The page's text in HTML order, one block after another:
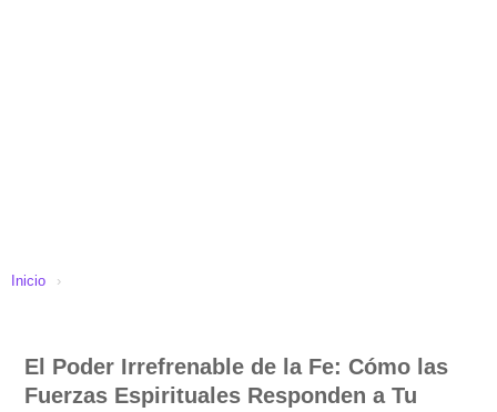
Inicio ›
El Poder Irrefrenable de la Fe: Cómo las
Fuerzas Espirituales Responden a Tu